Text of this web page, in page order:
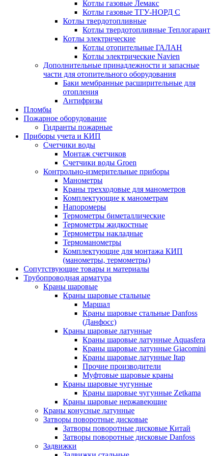
Котлы газовые Лемакс
Котлы газовые ТГУ-НОРД С
Котлы твердотопливные
Котлы твердотопливные Теплогарант
Котлы электрические
Котлы отопительные ГАЛАН
Котлы электрические Navien
Дополнительные принадлежности и запасные
части для отопительного оборудования
Баки мембранные расширительные для
отопления
Антифризы
Пломбы
Пожарное оборудование
Гидранты пожарные
Приборы учета и КИП
Счетчики воды
Монтаж счетчиков
Счетчики воды Groen
Контрольно-измерительные приборы
Манометры
Краны трехходовые для манометров
Комплектующие к манометрам
Напоромеры
Термометры биметаллические
Термометры жидкостные
Термометры накладные
Термоманометры
Комплектующие для монтажа КИП
(манометры, термометры)
Сопутствующие товары и материалы
Трубопроводная арматура
Краны шаровые
Краны шаровые стальные
Маршал
Краны шаровые стальные Danfoss
(Данфосс)
Краны шаровые латунные
Краны шаровые латунные Aquasfera
Краны шаровые латунные Giacomini
Краны шаровые латунные Itap
Прочие производители
Муфтовые шаровые краны
Краны шаровые чугунные
Краны шаровые чугунные Zetkama
Краны шаровые нержавеющие
Краны конусные латунные
Затворы поворотные дисковые
Затворы поворотные дисковые Китай
Затворы поворотные дисковые Danfoss
Задвижки